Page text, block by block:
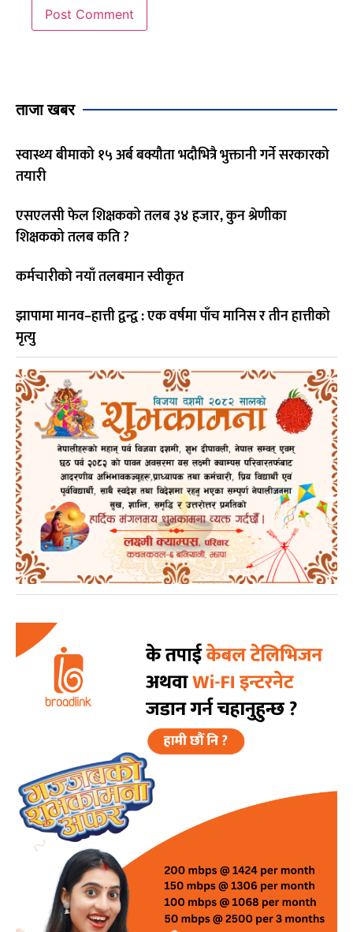
ताजा खबर
स्वास्थ्य बीमाको १५ अर्ब बक्यौता भदौभित्रै भुक्तानी गर्ने सरकारको
तयारी
एसएलसी फेल शिक्षकको तलब ३४ हजार, कुन श्रेणीका
शिक्षकको तलब कति ?
कर्मचारीको नयाँ तलबमान स्वीकृत
झापामा मानव–हात्ती द्वन्द्व : एक वर्षमा पाँच मानिस र तीन हात्तीको
मृत्यु